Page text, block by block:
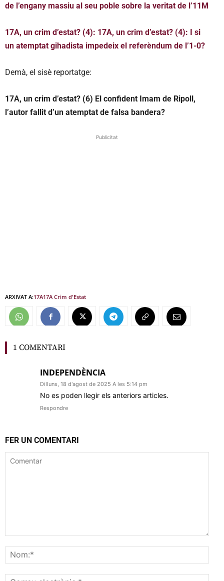
de l’engany massiu al seu poble sobre la veritat de l’11M
17A, un crim d’estat? (4): 17A, un crim d’estat? (4): I si
un atemptat gihadista impedeix el referèndum de l’1-0?
Demà, el sisè reportatge:
17A, un crim d’estat? (6) El confident Imam de Ripoll,
l’autor fallit d’un atemptat de falsa bandera?
Publicitat
ARXIVAT A:17A17A Crim d'Estat
1 COMENTARI
INDEPENDÈNCIA
Dilluns, 18 d'agost de 2025 A les 5:14 pm
No es poden llegir els anteriors articles.
Respondre
FER UN COMENTARI